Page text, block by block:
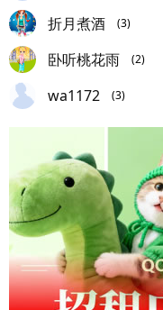
折月煮酒 (3)
卧听桃花雨 (2)
wa1172 (3)